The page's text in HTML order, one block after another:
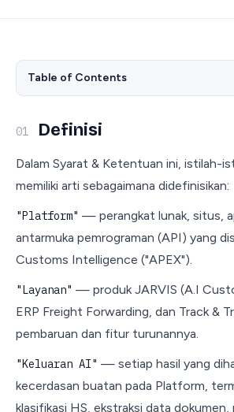
Table of Contents
01 Definisi
Dalam Syarat & Ketentuan ini, istilah-
memiliki arti sebagaimana didefinisikan:
"Platform" — perangkat lunak, situs,
antarmuka pemrograman (API) yang
Customs Intelligence ("APEX").
"Layanan" — produk JARVIS (A.I
ERP Freight Forwarding, dan Track &
pembaruan dan fitur turunannya.
"Keluaran AI" — setiap hasil yang
kecerdasan buatan pada Platform,
klasifikasi HS, ekstraksi data